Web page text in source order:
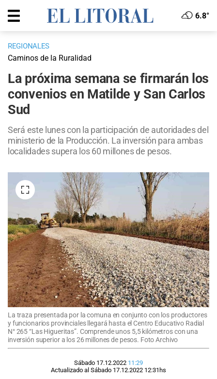
6.8°
REGIONALES
Caminos de la Ruralidad
La próxima semana se firmarán los
convenios en Matilde y San Carlos
Sud
Será este lunes con la participación de autoridades del
ministerio de la Producción. La inversión para ambas
localidades supera los 60 millones de pesos.
La traza presentada por la comuna en conjunto con los productores
y funcionarios provinciales llegará hasta el Centro Educativo Radial
N° 265 “Las Higueritas”. Comprende unos 5,5 kilómetros con una
inversión superior a los 26 millones de pesos. Foto Archivo
Sábado 17.12.2022 11:29
Actualizado al Sábado 17.12.2022 12:31hs